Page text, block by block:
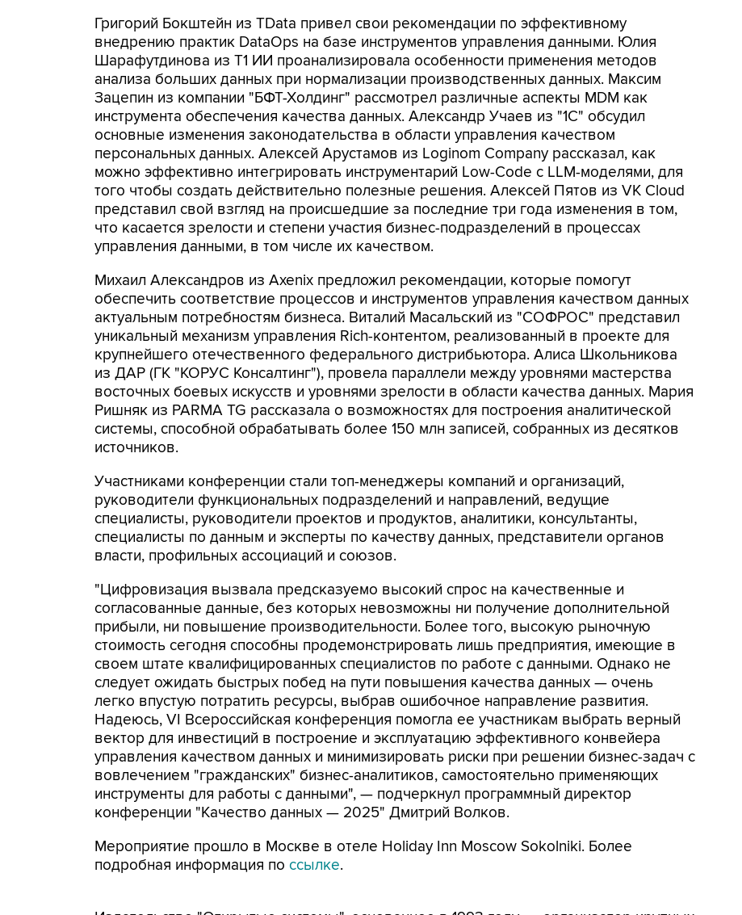
Григорий Бокштейн из TData привел свои рекомендации по эффективному
внедрению практик DataOps на базе инструментов управления данными. Юлия
Шарафутдинова из Т1 ИИ проанализировала особенности применения методов
анализа больших данных при нормализации производственных данных. Максим
Зацепин из компании "БФТ-Холдинг" рассмотрел различные аспекты MDM как
инструмента обеспечения качества данных. Александр Учаев из "1С" обсудил
основные изменения законодательства в области управления качеством
персональных данных. Алексей Арустамов из Loginom Company рассказал, как
можно эффективно интегрировать инструментарий Low-Code с LLM-моделями, для
того чтобы создать действительно полезные решения. Алексей Пятов из VK Cloud
представил свой взгляд на происшедшие за последние три года изменения в том,
что касается зрелости и степени участия бизнес-подразделений в процессах
управления данными, в том числе их качеством.
Михаил Александров из Axenix предложил рекомендации, которые помогут
обеспечить соответствие процессов и инструментов управления качеством данных
актуальным потребностям бизнеса. Виталий Масальский из "СОФРОС" представил
уникальный механизм управления Rich-контентом, реализованный в проекте для
крупнейшего отечественного федерального дистрибьютора. Алиса Школьникова
из ДАР (ГК "КОРУС Консалтинг"), провела параллели между уровнями мастерства
восточных боевых искусств и уровнями зрелости в области качества данных. Мария
Ришняк из PARMA TG рассказала о возможностях для построения аналитической
системы, способной обрабатывать более 150 млн записей, собранных из десятков
источников.
Участниками конференции стали топ-менеджеры компаний и организаций,
руководители функциональных подразделений и направлений, ведущие
специалисты, руководители проектов и продуктов, аналитики, консультанты,
специалисты по данным и эксперты по качеству данных, представители органов
власти, профильных ассоциаций и союзов.
"Цифровизация вызвала предсказуемо высокий спрос на качественные и
согласованные данные, без которых невозможны ни получение дополнительной
прибыли, ни повышение производительности. Более того, высокую рыночную
стоимость сегодня способны продемонстрировать лишь предприятия, имеющие в
своем штате квалифицированных специалистов по работе с данными. Однако не
следует ожидать быстрых побед на пути повышения качества данных — очень
легко впустую потратить ресурсы, выбрав ошибочное направление развития.
Надеюсь, VI Всероссийская конференция помогла ее участникам выбрать верный
вектор для инвестиций в построение и эксплуатацию эффективного конвейера
управления качеством данных и минимизировать риски при решении бизнес-задач с
вовлечением "гражданских" бизнес-аналитиков, самостоятельно применяющих
инструменты для работы с данными", — подчеркнул программный директор
конференции "Качество данных — 2025" Дмитрий Волков.
Мероприятие прошло в Москве в отеле Holiday Inn Moscow Sokolniki. Более
подробная информация по ссылке.